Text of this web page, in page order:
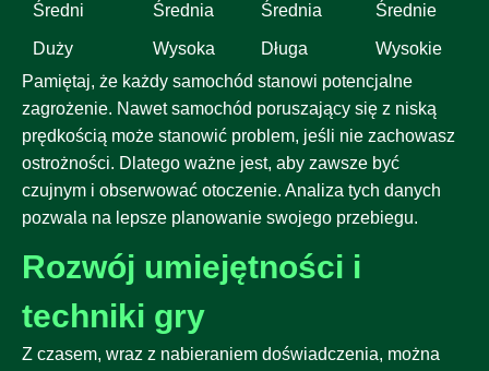
Średni Średnia Średnia Średnie
Duży Wysoka Długa
Wysokie
Pamiętaj, że każdy samochód stanowi potencjalne
zagrożenie. Nawet samochód poruszający się z niską
prędkością może stanowić problem, jeśli nie zachowasz
ostrożności. Dlatego ważne jest, aby zawsze być
czujnym i obserwować otoczenie. Analiza tych danych
pozwala na lepsze planowanie swojego przebiegu.
Rozwój umiejętności i
techniki gry
Z czasem, wraz z nabieraniem doświadczenia, można